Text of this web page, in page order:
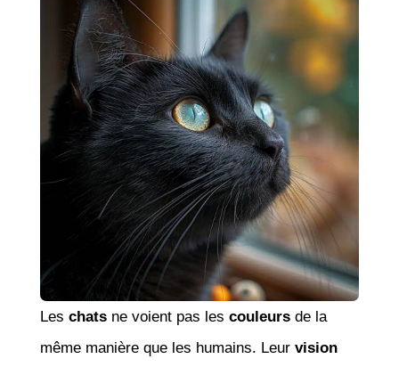
Les chatsne voient pas les couleursde la
même manière que les humains. Leur vision